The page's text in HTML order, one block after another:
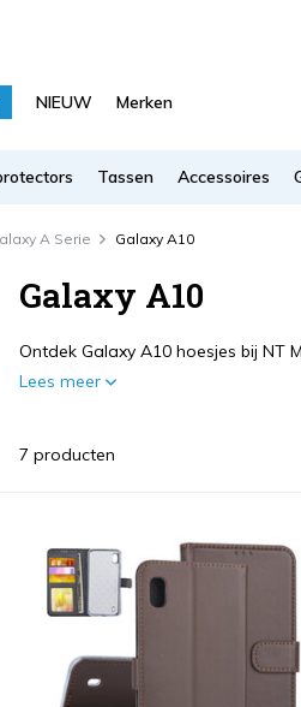
NIEUW Merken
Tassen Accessoires
A Serie Galaxy A10
Galaxy A10
Ontdek Galaxy A10 hoesjes bij NT
Lees meer
7 producten